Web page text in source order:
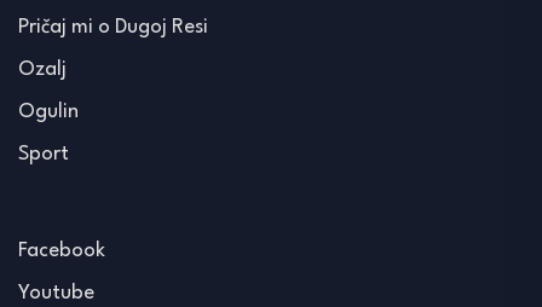
Pričaj mi o Dugoj Resi
Ozalj
Ogulin
Sport
Facebook
Youtube